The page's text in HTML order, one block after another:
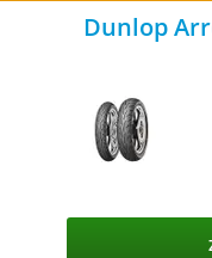
Dunlop